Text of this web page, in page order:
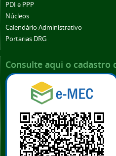
PDI e PPP
Núcleos
Calendário Administrativo
Portarias DRG
Consulte aqui o cadastro